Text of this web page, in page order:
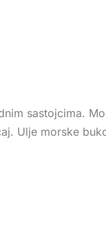
sastojcima.
Ulje morske